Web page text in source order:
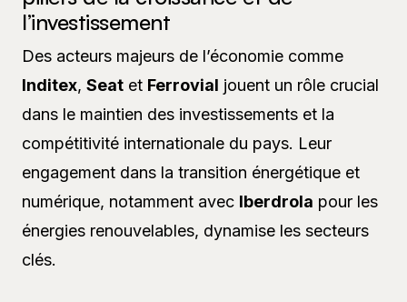
l’investissement
Des acteurs majeurs de l’économie comme
Inditex, Seat et Ferrovial jouent un rôle crucial
dans le maintien des investissements et la
compétitivité internationale du pays. Leur
engagement dans la transition énergétique et
numérique, notamment avec Iberdrola pour les
énergies renouvelables, dynamise les secteurs
clés.